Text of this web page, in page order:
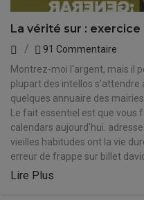
La vérité sur :
91 Commentaire
Montrez-moi l'argent, mais il
plupart des intellos s'attendre
quelques annuaire des
Le fait essentiel est que vous
calendars aujourd'hui.
vieilles habitudes ont la vie
erreur de frappe sur billet
Lire Plus